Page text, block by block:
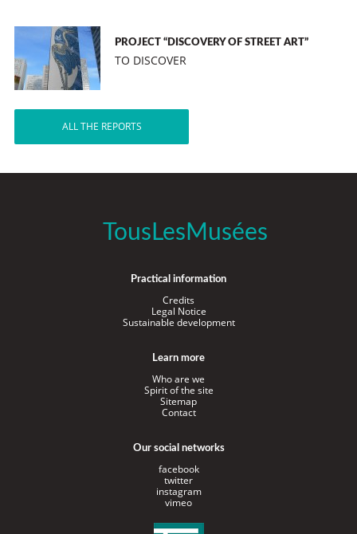
PROJECT “DISCOVERY OF STREET ART”
TO DISCOVER
ALL THE REPORTS
TousLesMusées
Practical information
Credits
Legal Notice
Sustainable development
Learn more
Who are we
Spirit of the site
Sitemap
Contact
Our social networks
facebook
twitter
instagram
vimeo